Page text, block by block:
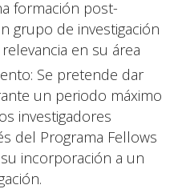
formación post-
grupo de investigación
en su área
Se pretende dar
un periodo máximo
investigadores
del Programa Fellows
incorporación a un